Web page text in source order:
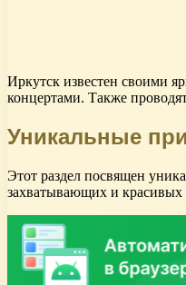
Иркутск известен своими
концертами. Также
Уникальные
Этот раздел посвящен
захватывающих и красивых